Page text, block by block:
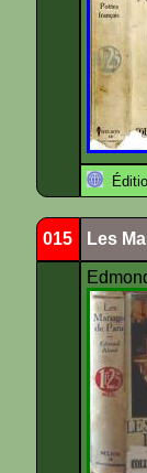
015 Les